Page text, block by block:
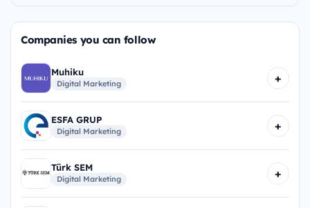
Companies you can follow
Muhiku
Digital Marketing +
ESFA GRUP
Digital Marketing +
Türk SEM
Digital Marketing +